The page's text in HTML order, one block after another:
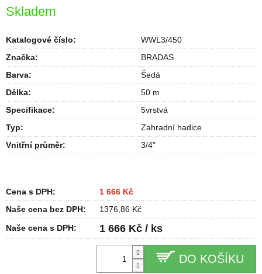
Skladem
DO KOŠÍKU
Katalogové číslo:
WWL3/450
Značka:
BRADAS
Barva:
Šedá
Délka:
50 m
Specifikace:
5vrstvá
Typ:
Zahradní hadice
Vnitřní průměr: 3/4"
Cena s DPH:
1 666 Kč
Naše cena bez DPH:
1376,86 Kč
Naše cena s DPH:
1 666 Kč / ks